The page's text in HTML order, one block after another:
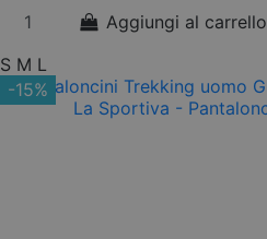
Aggiungi al carrello
S M L
-15%